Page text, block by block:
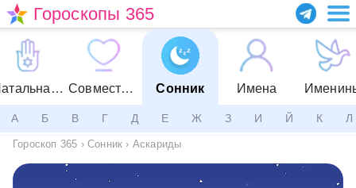
Гороскопы 365
Натальная карта Совместимость Сонник Имена
А Б В Г Д Е Ж З И Й К Л
Гороскоп 365 › Сонник › Аскариды